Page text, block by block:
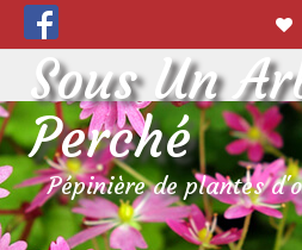
Sous Un
Perché
Pépinière de plantes